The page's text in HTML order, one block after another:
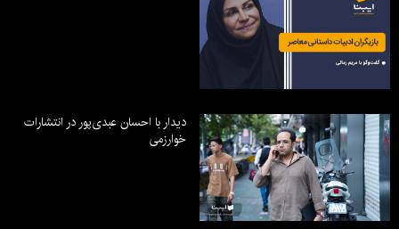
دیدار با احسان عبدی‌پور در انتشارات
خوارزمی